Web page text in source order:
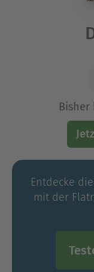
Bisher
Entdecke
mit der